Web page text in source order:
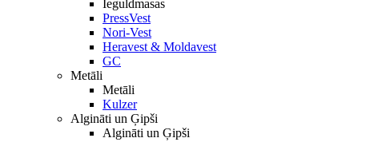
Ieguldmasas
PressVest
Nori-Vest
Heravest & Moldavest
GC
Metāli
Metāli
Kulzer
Algināti un Ģipši
Algināti un Ģipši